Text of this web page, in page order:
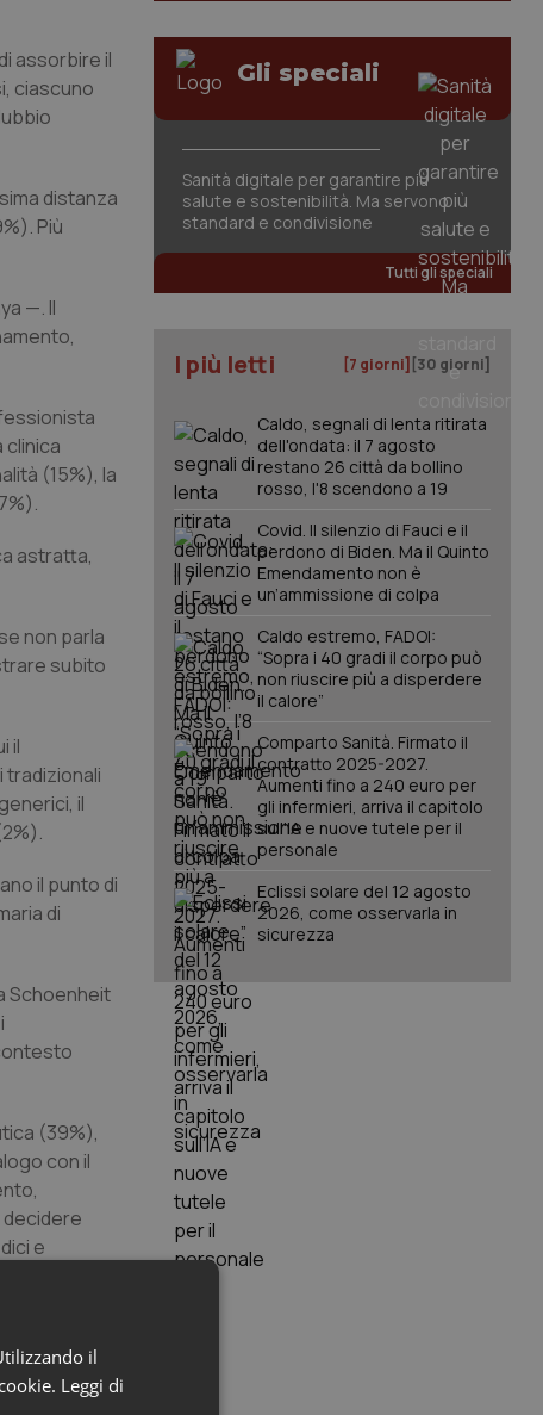
assorbire il
ciascuno
distanza
Più
—. Il
(15%), la
astratta,
non parla
subito
il
tradizionali
il
il punto di
di
Schoenheit
(39%),
con il
decidere
e
quello
il 9%, i
Gli speciali
Sanità digitale per garantire più
salute e sostenibilità. Ma servono
standard e condivisione
Tutti gli speciali
I più letti [7 giorni] [30 giorni]
Caldo, segnali di lenta ritirata
dell'ondata: il 7 agosto
restano 26 città da bollino
rosso, l'8 scendono a 19
Covid. Il silenzio di Fauci e il
perdono di Biden. Ma il Quinto
Emendamento non è
un’ammissione di colpa
Caldo estremo, FADOI:
“Sopra i 40 gradi il corpo può
non riuscire più a disperdere
il calore”
Comparto Sanità. Firmato il
contratto 2025-2027.
Aumenti fino a 240 euro per
gli infermieri, arriva il capitolo
sull'IA e nuove tutele per il
personale
Eclissi solare del 12 agosto
2026, come osservarla in
sicurezza
il
Leggi di